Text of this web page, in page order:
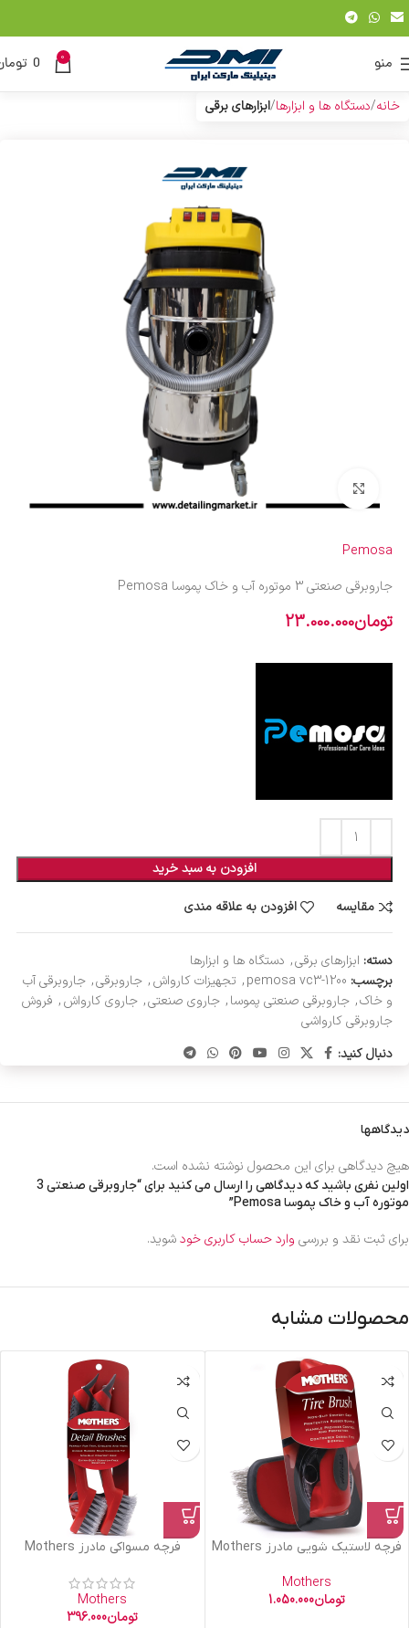
منو 0
0
خانه دستگاه ها و ابزارها ابزارهای برقی
Pemosa
جاروبرقی صنعتی 3 موتوره آب و خاک پموسا Pemosa
تومان23.000.000
افزودن به سبد خرید
مقایسه
افزودن به علاقه مندی
دسته: ابزارهای برقی, دستگاه ها و ابزارها
برچسب: pemosa vc3-1200
, تجهیزات کارواش, جاروبرقی, جاروبرقی آب
و خاک, جاروبرقی صنعتی پموسا, جاروی صنعتی, جاروی کارواش, فروش
جاروبرقی کارواشی
دنبال کنید:
دیدگاهها
هیچ دیدگاهی برای این محصول نوشته نشده است.
اولین نفری باشید که دیدگاهی را ارسال می کنید برای “جاروبرقی صنعتی 3
موتوره آب و خاک پموسا Pemosa”
برای ثبت نقد و بررسی وارد حساب کاربری خودشوید.
محصولات مشابه
فرچه لاستیک شویی مادرز Mothers
Mothers
تومان1.050.000
فرچه مسواکی مادرز Mothers
Mothers
تومان396.000